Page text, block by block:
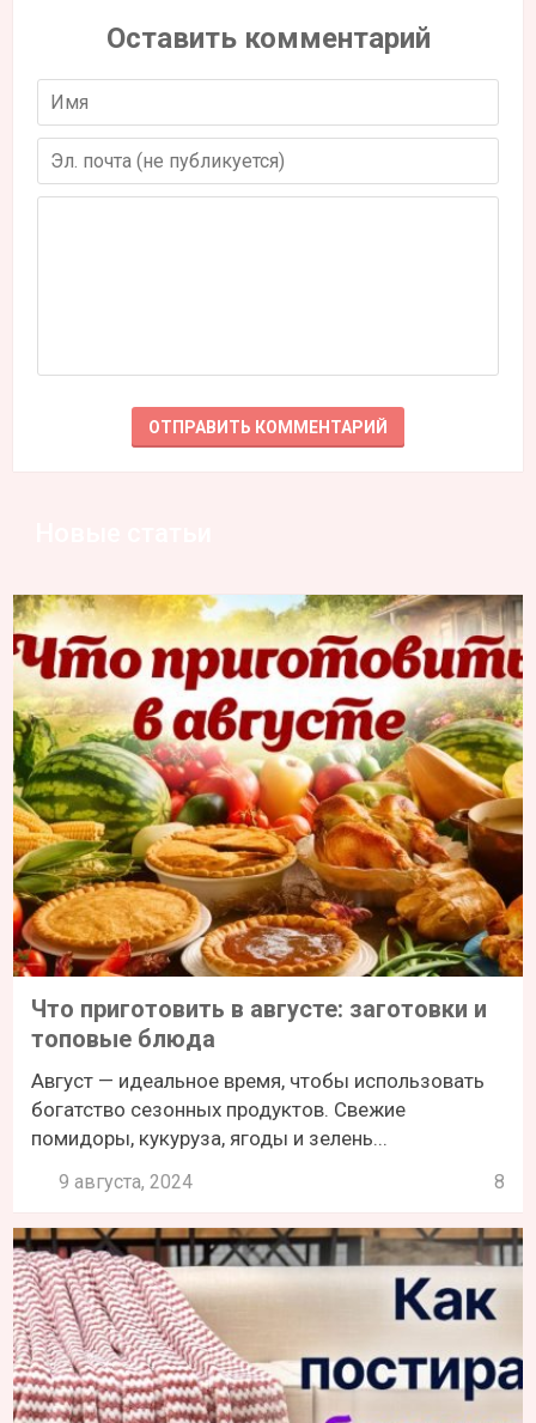
Оставить комментарий
Что приготовить в августе: заготовки и
топовые блюда
Август — идеальное время, чтобы использовать
богатство сезонных продуктов. Свежие
помидоры, кукуруза, ягоды и зелень...
9 августа, 2024 8